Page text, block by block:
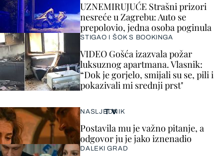
UZNEMIRUJUĆE Strašni prizori
nesreće u Zagrebu: Auto se
prepolovio, jedna osoba poginula
STIGAO I ŠOK S BOOKINGA
VIDEO Gošća izazvala požar
luksuznog apartmana. Vlasnik:
“Dok je gorjelo, smijali su se, pili i
pokazivali mi srednji prst"
TV
NASLJEDNIK
Postavila mu je važno pitanje, a
odgovor ju je jako iznenadio
DALEKI GRAD